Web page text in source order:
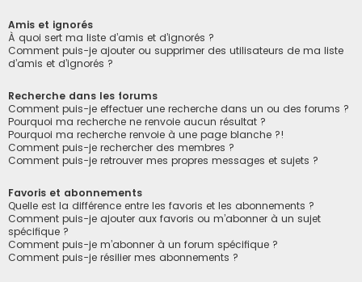
Amis et ignorés
À quoi sert ma liste d’amis et d’ignorés ?
Comment puis-je ajouter ou supprimer des utilisateurs de ma liste
d’amis et d’ignorés ?
Recherche dans les forums
Comment puis-je effectuer une recherche dans un ou des forums ?
Pourquoi ma recherche ne renvoie aucun résultat ?
Pourquoi ma recherche renvoie à une page blanche ?!
Comment puis-je rechercher des membres ?
Comment puis-je retrouver mes propres messages et sujets ?
Favoris et abonnements
Quelle est la différence entre les favoris et les abonnements ?
Comment puis-je ajouter aux favoris ou m’abonner à un sujet
spécifique ?
Comment puis-je m’abonner à un forum spécifique ?
Comment puis-je résilier mes abonnements ?